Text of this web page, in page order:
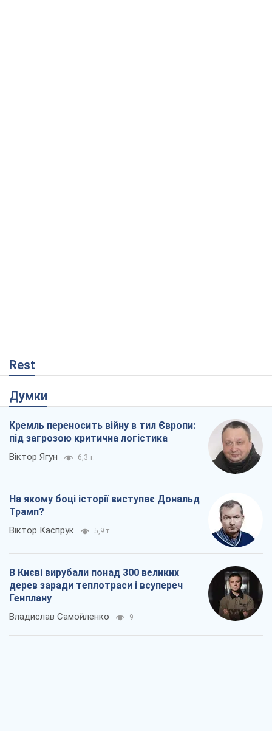
Rest
Думки
Кремль переносить війну в тил Європи:
під загрозою критична логістика
Віктор Ягун 6,3 т.
На якому боці історії виступає Дональд
Трамп?
Віктор Каспрук 5,9 т.
В Києві вирубали понад 300 великих
дерев заради теплотраси і всупереч
Генплану
Владислав Самойленко 9